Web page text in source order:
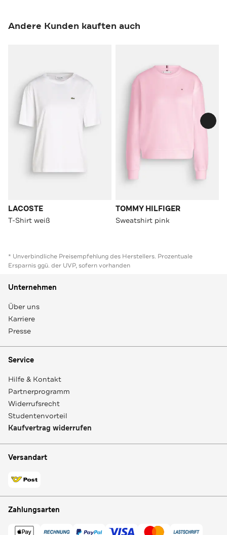
Andere Kunden kauften auch
LACOSTE
T-Shirt weiß
TOMMY HILFIGER
Sweatshirt pink
* Unverbindliche Preisempfehlung des Herstellers. Prozentuale
Ersparnis ggü. der UVP, sofern vorhanden
Unternehmen
Über uns
Karriere
Presse
Service
Hilfe & Kontakt
Partnerprogramm
Widerrufsrecht
Studentenvorteil
Kaufvertrag widerrufen
Versandart
Zahlungsarten